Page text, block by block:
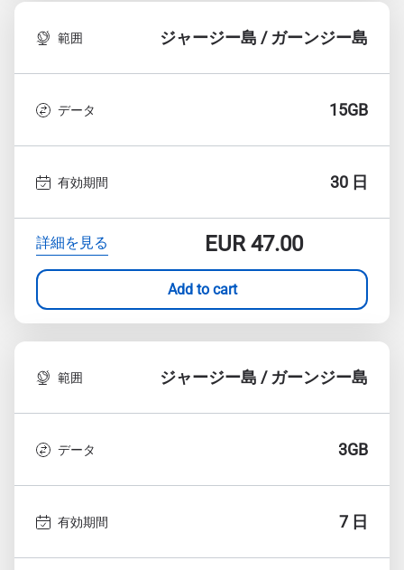
範囲 ジャージー島 / ガーンジー島
データ 15GB
有効期間 30 日
詳細を見る EUR47.00
Add to cart
範囲 ジャージー島 / ガーンジー島
データ 3GB
有効期間 7 日